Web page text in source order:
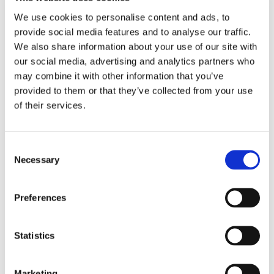
We use cookies to personalise content and ads, to
provide social media features and to analyse our traffic.
We also share information about your use of our site with
our social media, advertising and analytics partners who
may combine it with other information that you’ve
provided to them or that they’ve collected from your use
of their services.
Selection
Necessary
Preferences
Statistics
egen börsnotering
Finnlines ökar vinsten trots
högt kostnadstryck